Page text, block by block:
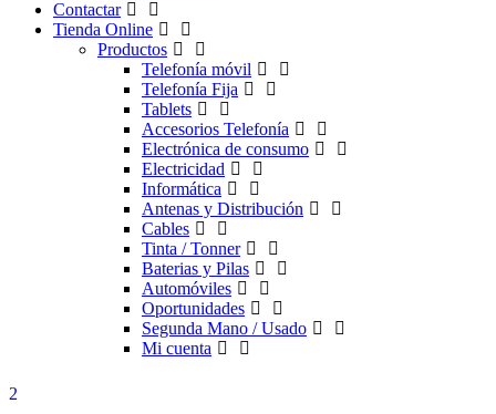
Contactar
Tienda Online
Productos
Telefonía móvil
Telefonía Fija
Tablets
Accesorios Telefonía
Electrónica de consumo
Electricidad
Informática
Antenas y Distribución
Cables
Tinta / Tonner
Baterias y Pilas
Automóviles
Oportunidades
Segunda Mano / Usado
Mi cuenta